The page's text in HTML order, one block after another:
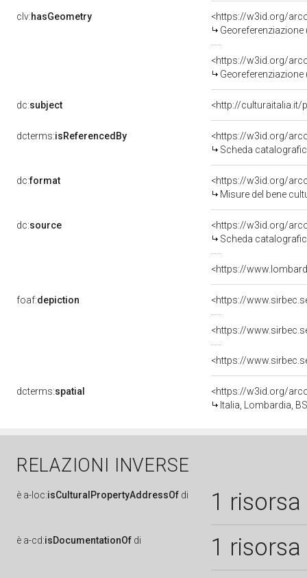
clv:hasGeometry
<https://w3id.org/
Georeferenziazione
<https://w3id.org/
Georeferenziazione
dc:subject <http://culturaitalia.it/
dcterms:isReferencedBy
<https://w3id.org/
Scheda
dc:format
<https://w3id.org/
Misure del bene
dc:source
<https://w3id.org/
Scheda
<https://
foaf:depiction
dcterms:spatial
<https://w3id.org/
Italia, Lombardia,
RELAZIONI INVERSE
è a-loc:isCulturalPropertyAddressOf di 1 risorsa
è a-cd:isDocumentationOf di 1 risorsa